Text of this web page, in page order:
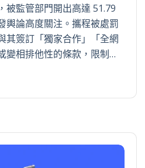
被監管部門開出高達 51.79
輿論高度關注。攜程被處罰
其簽訂「獨家合作」「全網
變相排他性的條款，限制…